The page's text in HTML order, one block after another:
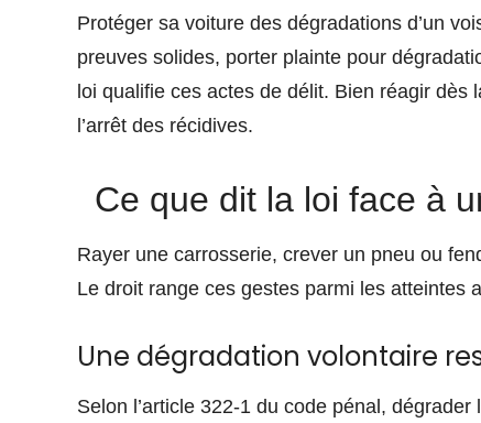
Protéger sa voiture des dégradations d’un
preuves solides, porter plainte pour
loi qualifie ces actes de délit. Bien réagir
l’arrêt des récidives.
Ce que dit la loi face à
Rayer une carrosserie, crever un pneu ou
Le droit range ces gestes parmi les atteintes
Une dégradation volontaire
Selon l’article 322-1 du code pénal,